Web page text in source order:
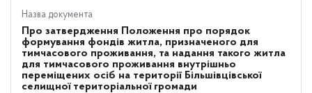
Назва документа
Про затвердження Положення про порядок
формування фондів житла, призначеного для
тимчасового проживання, та надання такого житла
для тимчасового проживання внутрішньо
переміщених осіб на території Більшівцівської
селищної територіальної громади